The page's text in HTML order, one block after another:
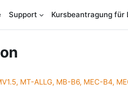
Support Kursbeantragung für
MT-ALLG, MB-B6, MEC-B4,